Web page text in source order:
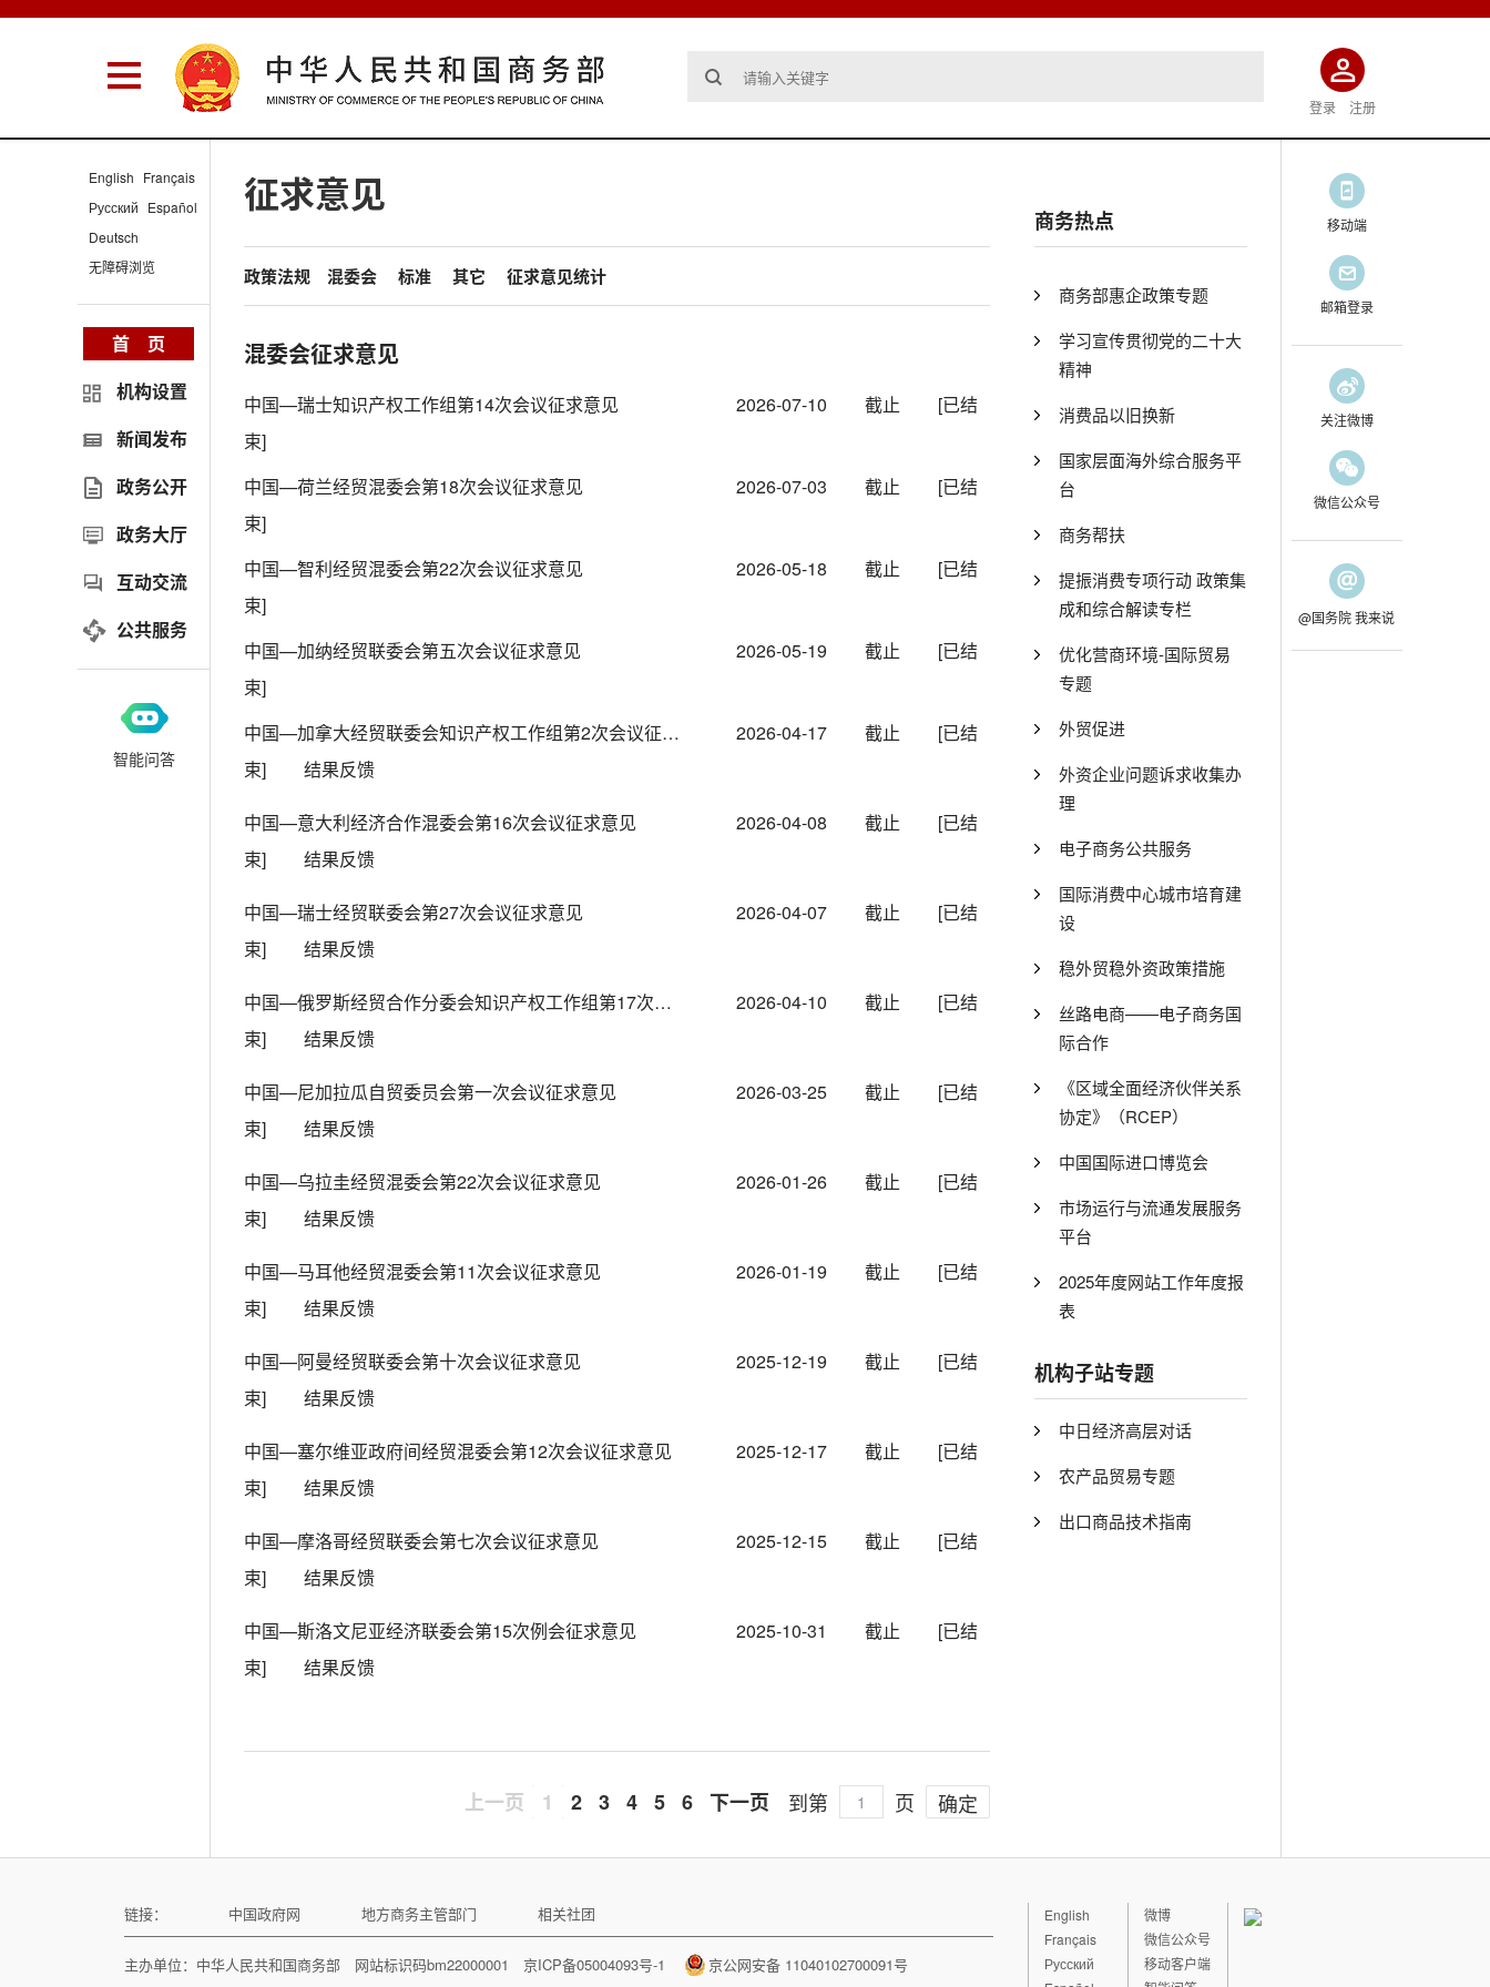
登录 注册
征求意见
政策法规 混委会 标准 其它 征求意见统计
混委会征求意见
中国—瑞士知识产权工作组第14次会议征求意见 2026-07-10 截止
[已结
束]
中国—荷兰经贸混委会第18次会议征求意见
2026-07-03 截止
[已结
束]
中国—智利经贸混委会第22次会议征求意见
2026-05-18 截止
[已结
束]
中国—加纳经贸联委会第五次会议征求意见
2026-05-19 截止
[已结
束]
中国—加拿大经贸联委会知识产权工作组第2次会议征求意见
2026-04-17 截止
[已结
束]
结果反馈
中国—意大利经济合作混委会第16次会议征求意见 2026-04-08 截止
[已结
束]
结果反馈
中国—瑞士经贸联委会第27次会议征求意见 2026-04-07 截止
[已结
束]
结果反馈
中国—俄罗斯经贸合作分委会知识产权工作组第17次会议征求意见 2026-04-10 截止
[已结
束]
结果反馈
中国—尼加拉瓜自贸委员会第一次会议征求意见 2026-03-25 截止
[已结
束]
结果反馈
中国—乌拉圭经贸混委会第22次会议征求意见 2026-01-26 截止
[已结
束]
结果反馈
中国—马耳他经贸混委会第11次会议征求意见 2026-01-19 截止
[已结
束]
结果反馈
中国—阿曼经贸联委会第十次会议征求意见 2025-12-19 截止
[已结
束]
结果反馈
中国—塞尔维亚政府间经贸混委会第12次会议征求意见 2025-12-17 截止
[已结
束]
结果反馈
中国—摩洛哥经贸联委会第七次会议征求意见 2025-12-15 截止
[已结
束]
结果反馈
中国—斯洛文尼亚经济联委会第15次例会征求意见 2025-10-31 截止
[已结
束]
结果反馈
上一页 1 2 3 4 5 6 下一页 到第 页 确定
商务热点
商务部惠企政策专题
学习宣传贯彻党的二十大
精神
消费品以旧换新
国家层面海外综合服务平
台
商务帮扶
提振消费专项行动 政策集
成和综合解读专栏
优化营商环境-国际贸易
专题
外贸促进
外资企业问题诉求收集办
理
电子商务公共服务
国际消费中心城市培育建
设
稳外贸稳外资政策措施
丝路电商——电子商务国
际合作
《区域全面经济伙伴关系
协定》（RCEP）
中国国际进口博览会
市场运行与流通发展服务
平台
2025年度网站工作年度报
表
机构子站专题
中日经济高层对话
农产品贸易专题
出口商品技术指南
English Français
Русский Español
Deutsch
无障碍浏览
首 页
机构设置
新闻发布
政务公开
政务大厅
互动交流
公共服务
智能问答
移动端
邮箱登录
关注微博
微信公众号
@国务院 我来说
链接： 中国政府网 地方商务主管部门 相关社团
主办单位：中华人民共和国商务部 网站标识码bm22000001京ICP备05004093号-1 京公网安备 11040102700091号
English
Français
Русский
微博
微信公众号
移动客户端